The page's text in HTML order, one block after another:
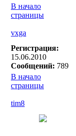
В начало
страницы
vxga
Регистрация:
15.06.2010
Сообщений: 789
В начало
страницы
tim8